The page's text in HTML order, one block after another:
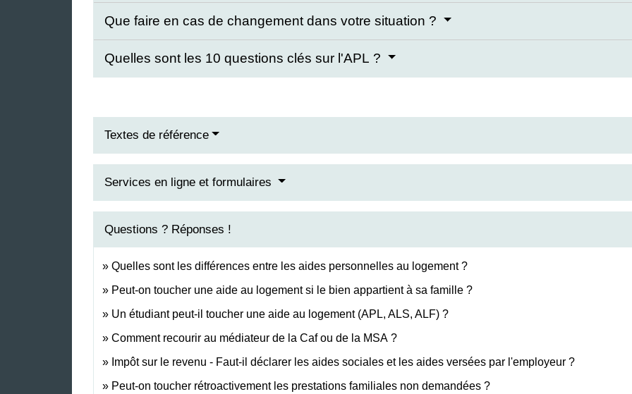
Que faire en cas de changement dans votre situation ?
Quelles sont les 10 questions clés sur l'APL ?
Textes de référence
Services en ligne et formulaires
Questions ? Réponses !
Quelles sont les différences entre les aides personnelles au logement ?
Peut-on toucher une aide au logement si le bien appartient à sa famille ?
Un étudiant peut-il toucher une aide au logement (APL, ALS, ALF) ?
Comment recourir au médiateur de la Caf ou de la MSA ?
Impôt sur le revenu - Faut-il déclarer les aides sociales et les aides versées par l'employeur ?
Peut-on toucher rétroactivement les prestations familiales non demandées ?